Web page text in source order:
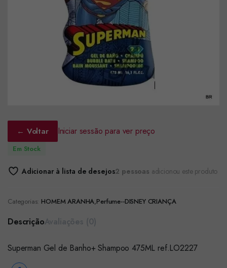
← Voltar Iniciar sessão para ver preço
Em Stock
Adicionar à lista de desejos2 pessoas adicionou este produto
Categorias: HOMEM ARANHA,Perfume--DISNEY CRIANÇA
Descrição
Superman Gel de Banho+ Shampoo 475ML ref.LO2227